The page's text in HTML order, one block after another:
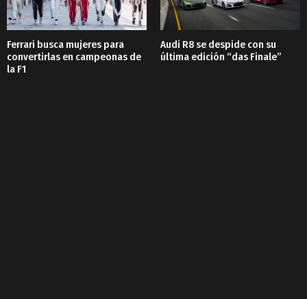
Ferrari busca mujeres para
convertirlas en campeonas de
la F1
Audi R8 se despide con su
última edición “das Finale”